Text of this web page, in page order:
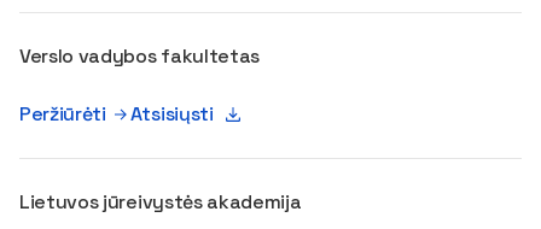
Verslo vadybos fakultetas
Peržiūrėti Atsisiųsti
Lietuvos jūreivystės akademija